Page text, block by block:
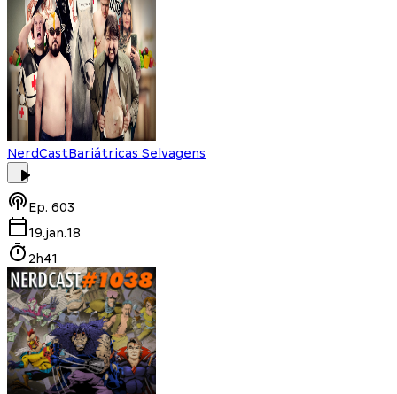
NerdCastBariátricas Selvagens
Ep. 603
19.jan.18
2h41